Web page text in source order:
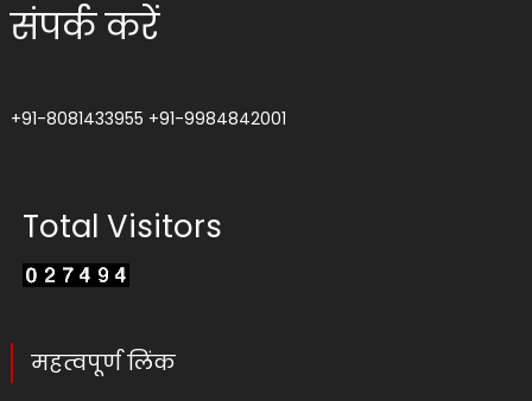
संपर्क करें
+91-8081433955 +91-9984842001
Total Visitors
महत्वपूर्ण लिंक